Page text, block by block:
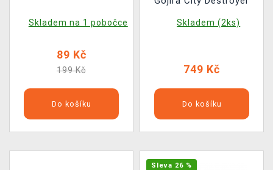
Skladem na 1 pobočce
89 Kč
199 Kč
Do košíku
Skladem (2ks)
749 Kč
Do košíku
Sleva 26 %